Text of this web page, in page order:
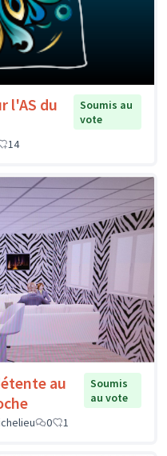
l'AS du
Soumis au
vote
14
au
Soumis
au vote
0 1